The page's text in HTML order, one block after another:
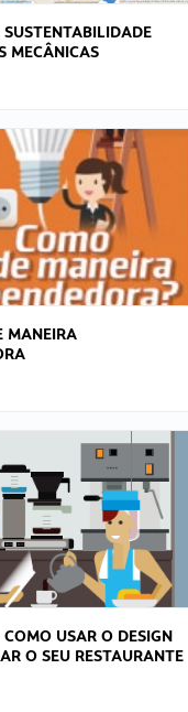
MECÂNICAS
MANEIRA
USAR O DESIGN
O SEU RESTAURANTE